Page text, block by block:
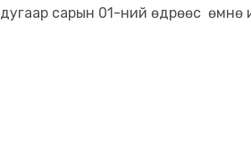
сарын 01-ний өдрөөс өмнө